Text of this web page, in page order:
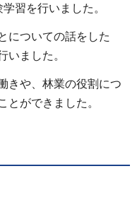
習を行いました。
についての話をした
いました。
きや、林業の役割につ
とができました。​